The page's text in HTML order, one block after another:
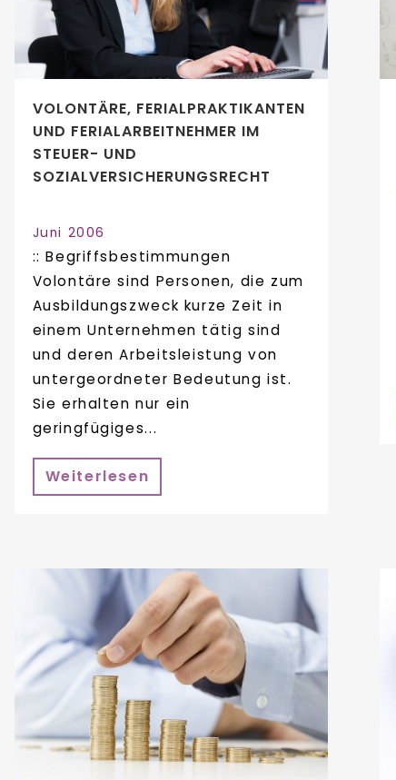
VOLONTÄRE, FERIALPRAKTIKANTEN
UND FERIALARBEITNEHMER IM
STEUER- UND
SOZIALVERSICHERUNGSRECHT
Juni 2006
:: Begriffsbestimmungen
Volontäre sind Personen, die zum
Ausbildungszweck kurze Zeit in
einem Unternehmen tätig sind
und deren Arbeitsleistung von
untergeordneter Bedeutung ist.
Sie erhalten nur ein
geringfügiges...
Weiterlesen